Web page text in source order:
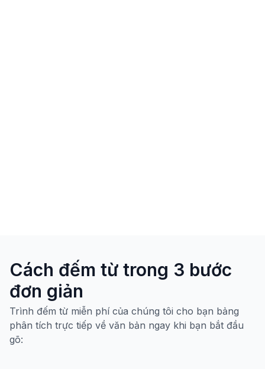
Cách đếm từ trong 3 bước
đơn giản
Trình đếm từ miễn phí của chúng tôi cho bạn bảng
phân tích trực tiếp về văn bản ngay khi bạn bắt đầu
gõ: